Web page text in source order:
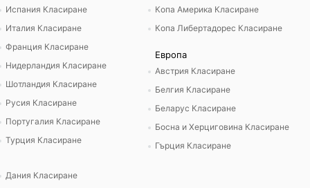
Испания Класиране
Италия Класиране
Франция Класиране
Нидерландия Класиране
Шотландия Класиране
Русия Класиране
Португалия Класиране
Турция Класиране
Копа Америка Класиране
Копа Либертадорес Класиране
Европа
Австрия Класиране
Белгия Класиране
Беларус Класиране
Босна и Херциговина Класиране
Гърция Класиране
Дания Класиране